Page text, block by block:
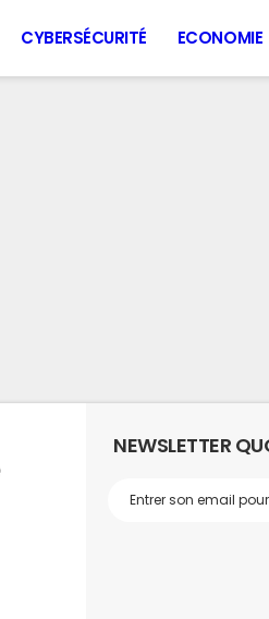
CYBERSÉCURITÉ ECONOMIE
NEWSLETTER